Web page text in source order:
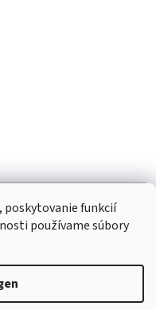
poskytovanie funkcií
používame súbory